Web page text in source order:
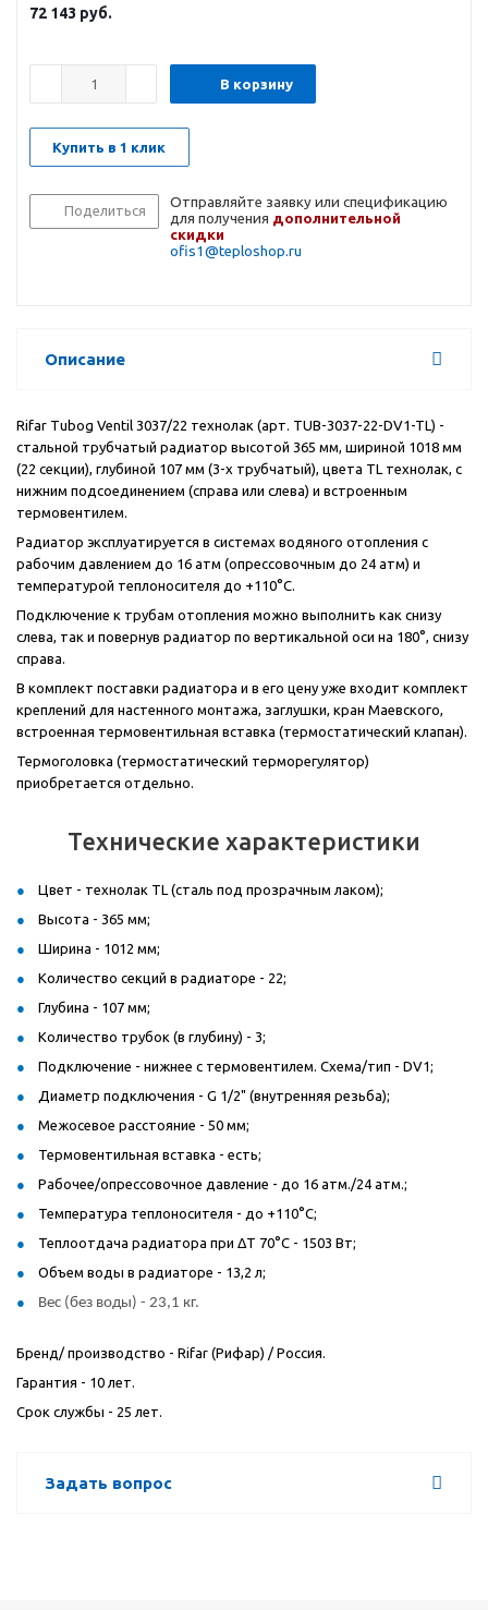
72 143 руб.
В корзину
Купить в 1 клик
Поделиться
Отправляйте заявку или спецификацию
для получения дополнительной
скидки
ofis1@teploshop.ru
Описание
Rifar Tubog Ventil 3037/22 технолак (арт. TUB-3037-22-DV1-TL) -
стальной трубчатый радиатор высотой 365 мм, шириной 1018 мм
(22 секции), глубиной 107 мм (3-х трубчатый), цвета TL технолак, с
нижним подсоединением (справа или слева) и встроенным
термовентилем.
Радиатор эксплуатируется в системах водяного отопления с
рабочим давлением до 16 атм (опрессовочным до 24 атм) и
температурой теплоносителя до +110°С.
Подключение к трубам отопления можно выполнить как снизу
слева, так и повернув радиатор по вертикальной оси на 180°, снизу
справа.
В комплект поставки радиатора и в его цену уже входит комплект
креплений для настенного монтажа, заглушки, кран Маевского,
встроенная термовентильная вставка (термостатический клапан).
Термоголовка (термостатический терморегулятор)
приобретается отдельно.
Технические характеристики
Цвет - технолак TL (сталь под прозрачным лаком);
Высота - 365 мм;
Ширина - 1012 мм;
Количество секций в радиаторе - 22;
Глубина - 107 мм;
Количество трубок (в глубину) - 3;
Подключение - нижнее с термовентилем. Схема/тип - DV1;
Диаметр подключения - G 1/2" (внутренняя резьба);
Межосевое расстояние - 50 мм;
Термовентильная вставка - есть;
Рабочее/опрессовочное давление - до 16 атм./24 атм.;
Температура теплоносителя - до +110°C;
Теплоотдача радиатора при ΔT 70°C - 1503 Вт;
Объем воды в радиаторе - 13,2 л;
Вес (без воды) - 23,1 кг.
Бренд/ производство - Rifar (Рифар) / Россия.
Гарантия - 10 лет.
Срок службы - 25 лет.
Задать вопрос